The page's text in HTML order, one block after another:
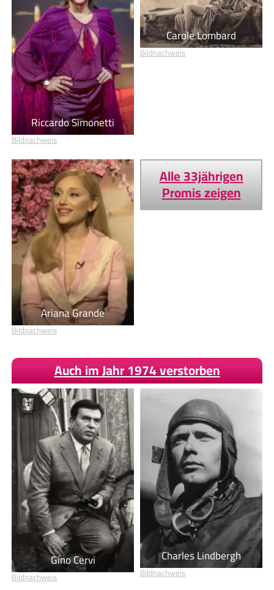
Riccardo Simonetti
Bildnachweis
Carole Lombard
Bildnachweis
Ariana Grande
Bildnachweis
Alle 33jährigen
Promis zeigen
Auch im Jahr 1974 verstorben
Gino Cervi
Bildnachweis
Charles Lindbergh
Bildnachweis